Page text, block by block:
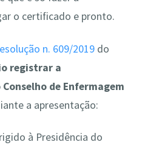
o certificado e pronto.
n. 609/2019do
registrar a
de Enfermagem
a apresentação:
à Presidência do